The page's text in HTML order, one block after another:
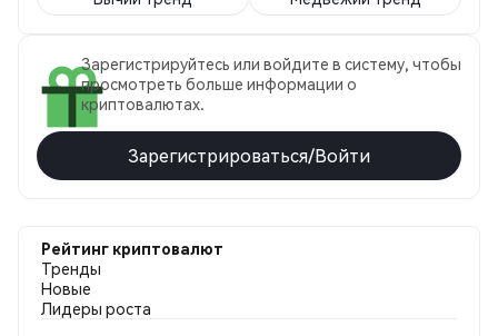
Зарегистрируйтесь или войдите в систему, чтобы
просмотреть больше информации о
криптовалютах.
Зарегистрироваться/Войти
Рейтинг криптовалют
Тренды
Новые
Лидеры роста